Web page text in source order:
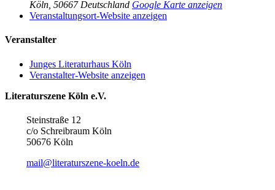
Köln 50667 Deutschland Google Karte anzeigen
Veranstaltungsort-Website anzeigen
Veranstalter
Junges Literaturhaus Köln
Veranstalter-Website anzeigen
Literaturszene Köln e.V.
Steinstraße 12
c/o Schreibraum Köln
50676 Köln
mail@literaturszene-koeln.de